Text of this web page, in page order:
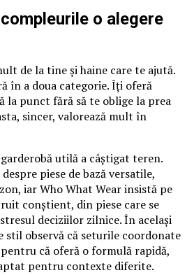
o alegere
de la tine și haine care te ajută.
în a doua categorie. Îți oferă
la punct fără să te oblige la prea
sincer, valorează mult în
utilă a câștigat teren.
piese de bază versatile,
iar Who What Wear insistă pe
conștient, din piese care se
deciziilor zilnice. În același
stil observă că seturile coordonate
că oferă o formulă rapidă,
pentru contexte diferite.